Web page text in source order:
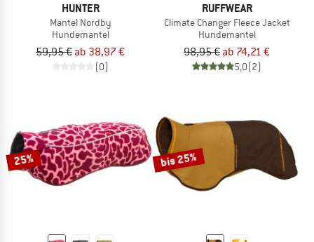
HUNTER
Mantel Nordby
Hundemantel
59,95 € ab 38,97 €
(0)
RUFFWEAR
Climate Changer Fleece Jacket
Hundemantel
98,95 € ab 74,21 €
5,0(2)
25% bis 25%